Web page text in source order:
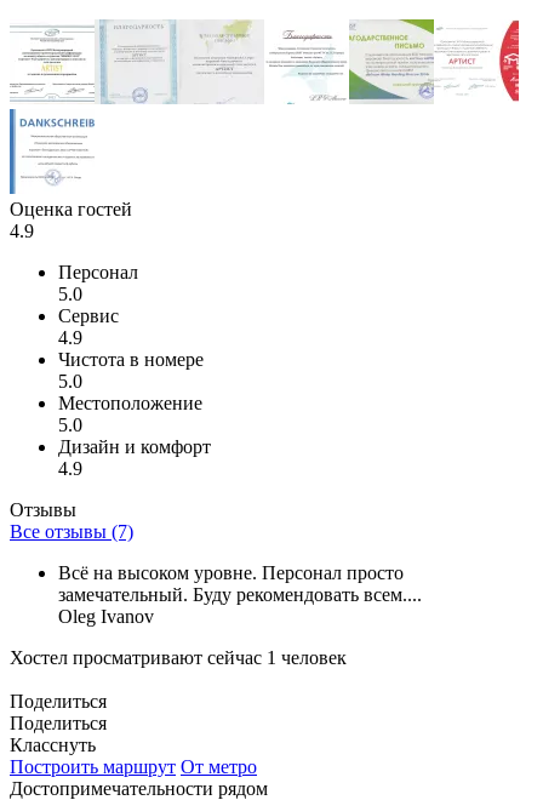
Оценка гостей
4.9
Персонал
5.0
Сервис
4.9
Чистота в номере
5.0
Местоположение
5.0
Дизайн и комфорт
4.9
Отзывы
Все отзывы (7)
Всё на высоком уровне. Персонал просто
замечательный. Буду рекомендовать всем....
Oleg Ivanov
Хостел просматривают сейчас 1 человек
Поделиться
Поделиться
Класснуть
Построить маршрут От метро
Достопримечательности рядом